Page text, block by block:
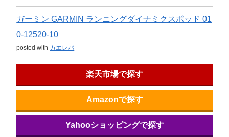
ガーミン GARMIN ランニングダイナミクスポッド 01
0-12520-10
posted with カエレバ
楽天市場で探す
Amazonで探す
Yahooショッピングで探す